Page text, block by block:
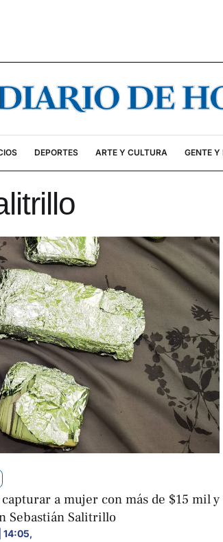
DEPORTES ARTE Y CULTURA GENTE Y
capturar a mujer con más de $15 mil y
Sebastián Salitrillo
14:05,